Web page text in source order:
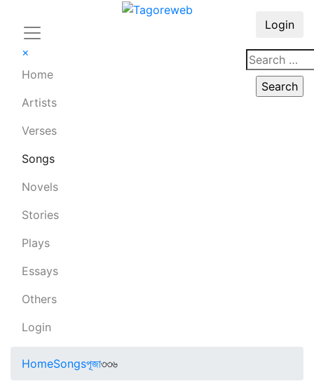
×
Home
Artists
Verses
Songs
Novels
Stories
Plays
Essays
Others
Login
Login
HomeSongsপূজা৩৩৬